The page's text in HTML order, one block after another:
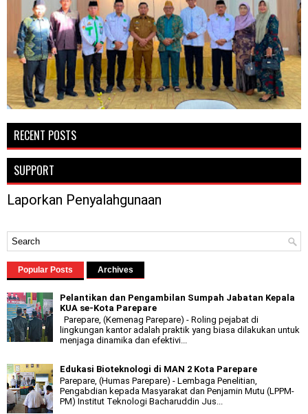
RECENT POSTS
SUPPORT
Laporkan Penyalahgunaan
Popular Posts Archives
Pelantikan dan Pengambilan Sumpah Jabatan Kepala
KUA se-Kota Parepare
Parepare, (Kemenag Parepare) - Roling pejabat di
lingkungan kantor adalah praktik yang biasa dilakukan untuk
menjaga dinamika dan efektivi...
Edukasi Bioteknologi di MAN 2 Kota Parepare
Parepare, (Humas Parepare) - Lembaga Penelitian,
Pengabdian kepada Masyarakat dan Penjamin Mutu (LPPM-
PM) Institut Teknologi Bacharuddin Jus...